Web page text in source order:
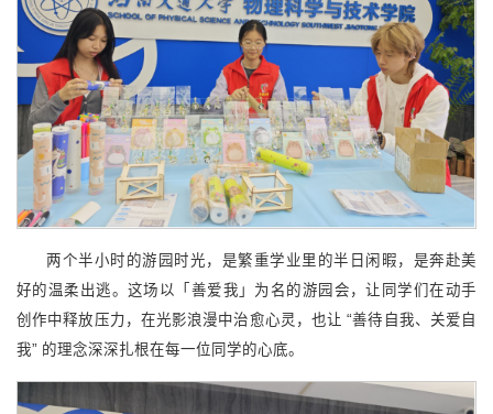
两个半小时的游园时光，是繁重学业里的半日闲暇，是奔赴美
好的温柔出逃。这场以「善爱我」为名的游园会，让同学们在动手
创作中释放压力，在光影浪漫中治愈心灵，也让 “善待自我、关爱自
我” 的理念深深扎根在每一位同学的心底。